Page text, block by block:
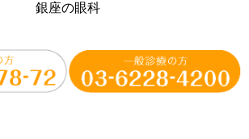
銀座の眼科